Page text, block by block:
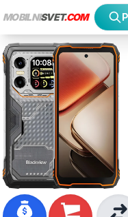
MOBILNISVET.COM